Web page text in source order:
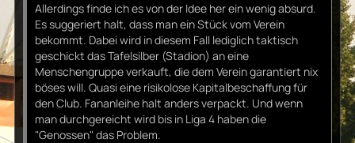
Allerdings finde ich es von der Idee her ein wenig absurd.
Es suggeriert halt, dass man ein Stück vom Verein
bekommt. Dabei wird in diesem Fall lediglich taktisch
geschickt das Tafelsilber (Stadion) an eine
Menschengruppe verkauft, die dem Verein garantiert nix
böses will. Quasi eine risikolose Kapitalbeschaffung für
den Club. Fananleihe halt anders verpackt. Und wenn
man durchgereicht wird bis in Liga 4 haben die
"Genossen" das Problem.